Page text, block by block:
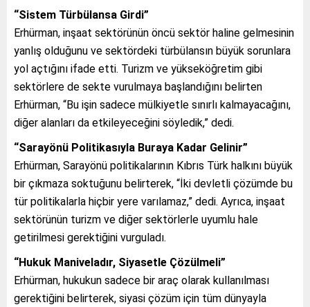
“Sistem Türbülansa Girdi”
Erhürman, inşaat sektörünün öncü sektör haline gelmesinin
yanlış olduğunu ve sektördeki türbülansın büyük sorunlara
yol açtığını ifade etti. Turizm ve yükseköğretim gibi
sektörlere de sekte vurulmaya başlandığını belirten
Erhürman, “Bu işin sadece mülkiyetle sınırlı kalmayacağını,
diğer alanları da etkileyeceğini söyledik,” dedi.
“Sarayönü Politikasıyla Buraya Kadar Gelinir”
Erhürman, Sarayönü politikalarının Kıbrıs Türk halkını büyük
bir çıkmaza soktuğunu belirterek, “İki devletli çözümde bu
tür politikalarla hiçbir yere varılamaz,” dedi. Ayrıca, inşaat
sektörünün turizm ve diğer sektörlerle uyumlu hale
getirilmesi gerektiğini vurguladı.
“Hukuk Maniveladır, Siyasetle Çözülmeli”
Erhürman, hukukun sadece bir araç olarak kullanılması
gerektiğini belirterek, siyasi çözüm için tüm dünyayla